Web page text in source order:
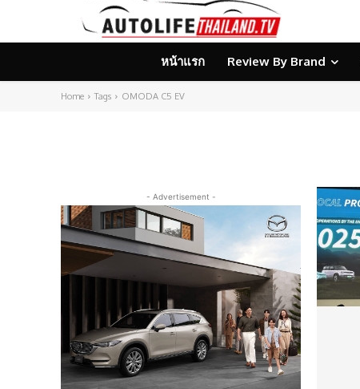
หน้าแรก Review By Brand
Home Tags OMODA C5 EV
- Advertisement -